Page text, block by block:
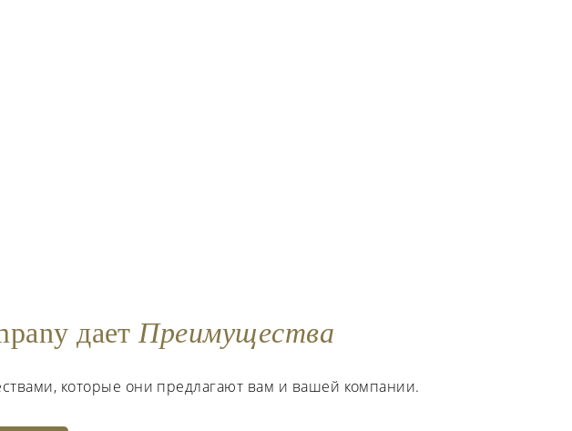
дает Преимущества
которые они предлагают вам и вашей компании.